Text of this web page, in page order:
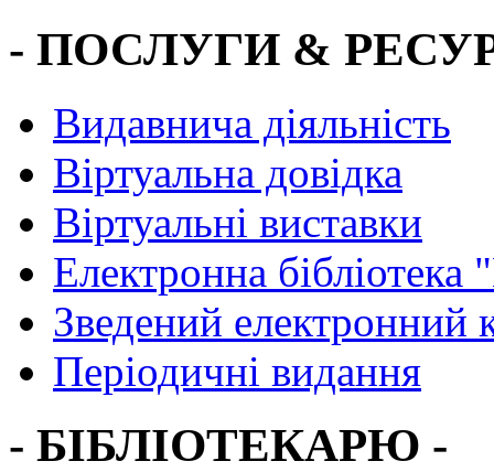
- ПОСЛУГИ &
Видавнича діяльність
Віртуальна довідка
Віртуальні виставки
Електронна
Зведений електронний
Періодичні видання
- БІБЛІОТЕКАРЮ -